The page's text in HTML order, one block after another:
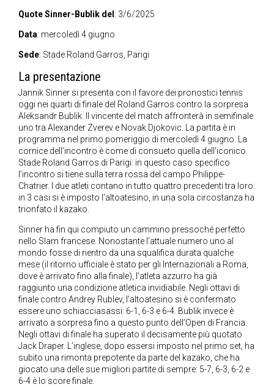
Quote Sinner-Bublik del : 3/6/2025
Data: mercoledì 4 giugno
Sede: Stade Roland Garros, Parigi
La presentazione
Jannik Sinner si presenta con il favore dei pronostici tennis
oggi nei quarti di finale del Roland Garros contro la sorpresa
Aleksandr Bublik. Il vincente del match affronterà in semifinale
uno tra Alexander Zverev e Novak Djokovic. La partita è in
programma nel primo pomeriggio di mercoledì 4 giugno. La
cornice dell’incontro è come di consueto quella dell’iconico
Stade Roland Garros di Parigi: in questo caso specifico
l’incontro si tiene sulla terra rossa del campo Philippe-
Chatrier. I due atleti contano in tutto quattro precedenti tra loro:
in 3 casi si è imposto l’altoatesino, in una sola circostanza ha
trionfato il kazako.
Sinner ha fin qui compiuto un cammino pressoché perfetto
nello Slam francese. Nonostante l’attuale numero uno al
mondo fosse di rientro da una squalifica durata qualche
mese (il ritorno ufficiale è stato per gli Internazionali a Roma,
dove è arrivato fino alla finale), l’atleta azzurro ha già
raggiunto una condizione atletica invidiabile. Negli ottavi di
finale contro Andrey Rublev, l’altoatesino si è confermato
essere uno schiacciasassi: 6-1, 6-3 e 6-4. Bublik invece è
arrivato a sorpresa fino a questo punto dell’Open di Francia.
Negli ottavi di finale ha superato il decisamente più quotato
Jack Draper. L’inglese, dopo essersi imposto nel primo set, ha
subito una rimonta prepotente da parte del kazako, che ha
giocato una delle sue migliori partite di sempre: 5-7, 6-3, 6-2 e
6-4 è lo score finale.